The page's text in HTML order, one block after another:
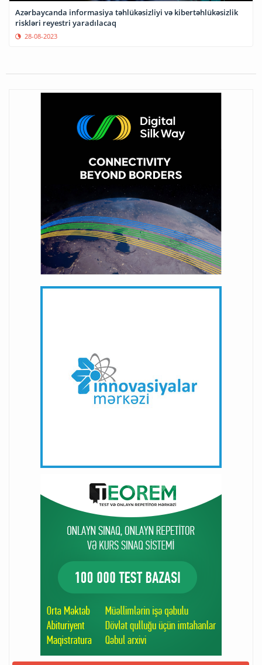
Azərbaycanda informasiya təhlükəsizliyi və kibertəhlükəsizlik
riskləri reyestri yaradılacaq
28-08-2023